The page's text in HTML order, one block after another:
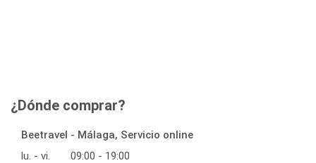
¿Dónde comprar?
Beetravel - Málaga, Servicio online
lu. - vi.
09:00 - 19:00